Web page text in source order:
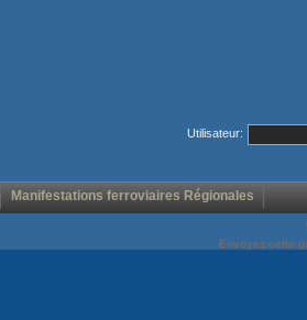
Utilisateur:
Manifestations ferroviaires Régionales
Envoyez cette